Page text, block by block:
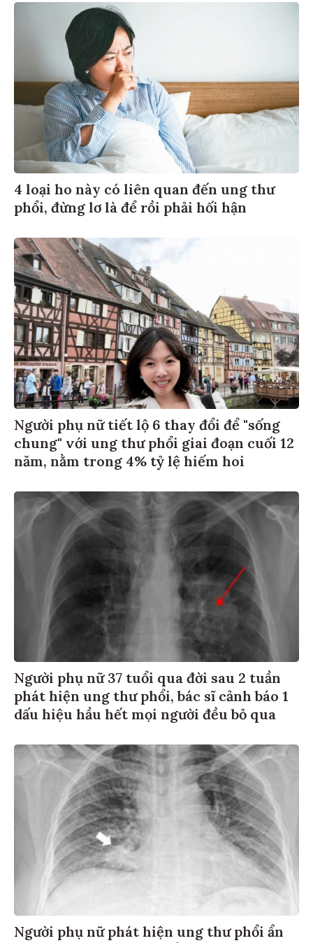
4 loại ho này có liên quan đến ung thư
phổi, đừng lơ là để rồi phải hối hận
Người phụ nữ tiết lộ 6 thay đổi để "sống
chung" với ung thư phổi giai đoạn cuối 12
năm, nằm trong 4% tỷ lệ hiếm hoi
Người phụ nữ 37 tuổi qua đời sau 2 tuần
phát hiện ung thư phổi, bác sĩ cảnh báo 1
dấu hiệu hầu hết mọi người đều bỏ qua
Người phụ nữ phát hiện ung thư phổi ẩn